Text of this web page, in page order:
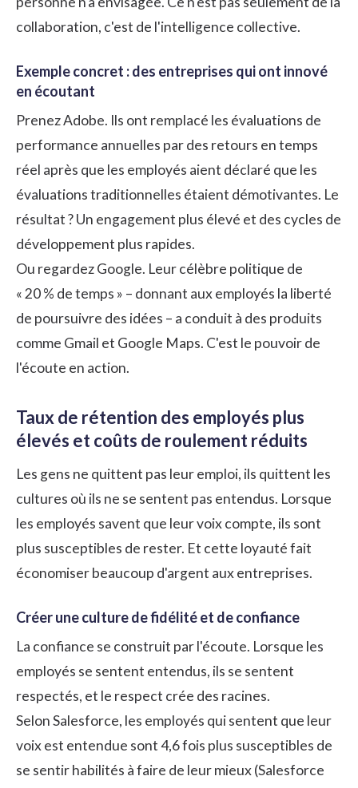
collaboration, c'est de l'intelligence collective.
Exemple concret : des entreprises qui ont innové
en écoutant
Prenez Adobe. Ils ont remplacé les évaluations de
performance annuelles par des retours en temps
réel après que les employés aient déclaré que les
évaluations traditionnelles étaient démotivantes. Le
résultat ? Un engagement plus élevé et des cycles de
développement plus rapides.
Ou regardez Google. Leur célèbre politique de
« 20 % de temps » – donnant aux employés la liberté
de poursuivre des idées – a conduit à des produits
comme Gmail et Google Maps. C'est le pouvoir de
l'écoute en action.
Taux de rétention des employés plus
élevés et coûts de roulement réduits
Les gens ne quittent pas leur emploi, ils quittent les
cultures où ils ne se sentent pas entendus. Lorsque
les employés savent que leur voix compte, ils sont
plus susceptibles de rester. Et cette loyauté fait
économiser beaucoup d'argent aux entreprises.
Créer une culture de fidélité et de confiance
La confiance se construit par l'écoute. Lorsque les
employés se sentent entendus, ils se sentent
respectés, et le respect crée des racines.
Selon Salesforce, les employés qui sentent que leur
voix est entendue sont 4,6 fois plus susceptibles de
se sentir habilités à faire de leur mieux (Salesforce